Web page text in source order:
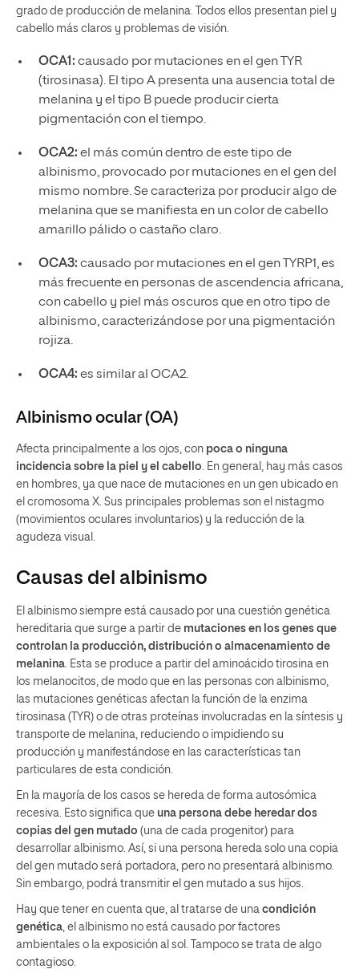
grado de producción de melanina. Todos ellos presentan piel y
cabello más claros y problemas de visión.
OCA1: causado por mutaciones en el gen TYR
(tirosinasa). El tipo A presenta una ausencia total de
melanina y el tipo B puede producir cierta
pigmentación con el tiempo.
OCA2: el más común dentro de este tipo de
albinismo, provocado por mutaciones en el gen del
mismo nombre. Se caracteriza por producir algo de
melanina que se manifiesta en un color de cabello
amarillo pálido o castaño claro.
OCA3: causado por mutaciones en el gen TYRP1, es
más frecuente en personas de ascendencia africana,
con cabello y piel más oscuros que en otro tipo de
albinismo, caracterizándose por una pigmentación
rojiza.
OCA4: es similar al OCA2.
Albinismo ocular (OA)
Afecta principalmente a los ojos, con poca o ninguna
incidencia sobre la piel y el cabello . En general, hay más casos
en hombres, ya que nace de mutaciones en un gen ubicado en
el cromosoma X. Sus principales problemas son el nistagmo
(movimientos oculares involuntarios) y la reducción de la
agudeza visual.
Causas del albinismo
El albinismo siempre está causado por una cuestión genética
hereditaria que surge a partir de mutaciones en los genes que
controlan la producción, distribución o almacenamiento de
melanina . Esta se produce a partir del aminoácido tirosina en
los melanocitos, de modo que en las personas con albinismo,
las mutaciones genéticas afectan la función de la enzima
tirosinasa (TYR) o de otras proteínas involucradas en la síntesis y
transporte de melanina, reduciendo o impidiendo su
producción y manifestándose en las características tan
particulares de esta condición.
En la mayoría de los casos se hereda de forma autosómica
recesiva. Esto significa que una persona debe heredar dos
copias del gen mutado (una de cada progenitor) para
desarrollar albinismo. Así, si una persona hereda solo una copia
del gen mutado será portadora, pero no presentará albinismo.
Sin embargo, podrá transmitir el gen mutado a sus hijos.
Hay que tener en cuenta que, al tratarse de una condición
genética , el albinismo no está causado por factores
ambientales o la exposición al sol. Tampoco se trata de algo
contagioso.